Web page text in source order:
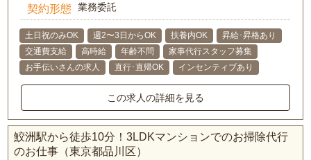
契約形態 業務委託
土日祝のみOK 週2〜3日からOK 扶養内OK
昇給･昇格あり
交通費支給
高時給 年齢不問
家事代行スタッフ募集
お手伝いさんの求人
直行･直帰OK インセンティブあり
この求人の詳細を見る
鮫洲駅から徒歩10分！3LDKマンションでのお掃除代行
のお仕事（東京都品川区）